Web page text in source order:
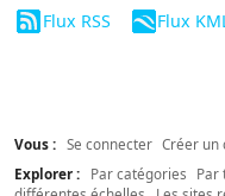
Flux RSS Flux
Vous : Se connecter Créer un
Explorer :
Par catégories Par